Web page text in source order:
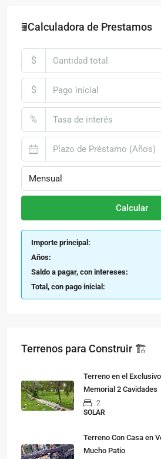
🖩Calculadora de Prestamos
$
$
%
Mensual
Calcular
Importe principal:
Años:
Saldo a pagar, con intereses:
Total, con pago inicial:
Terrenos para Construir 🏗
Terreno en el
Memorial 2 Cavidades
2
SOLAR
Terreno Con Casa en
Mucho Patio